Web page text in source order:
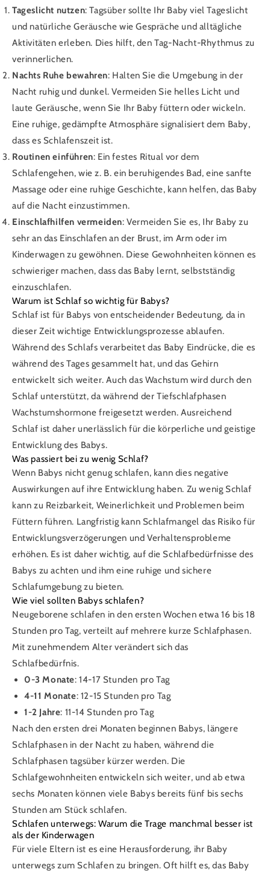
Tageslicht nutzen: Tagsüber sollte Ihr Baby viel Tageslicht
und natürliche Geräusche wie Gespräche und alltägliche
Aktivitäten erleben. Dies hilft, den Tag-Nacht-Rhythmus zu
verinnerlichen.
Nachts Ruhe bewahren: Halten Sie die Umgebung in der
Nacht ruhig und dunkel. Vermeiden Sie helles Licht und
laute Geräusche, wenn Sie Ihr Baby füttern oder wickeln.
Eine ruhige, gedämpfte Atmosphäre signalisiert dem Baby,
dass es Schlafenszeit ist.
Routinen einführen: Ein festes Ritual vor dem
Schlafengehen, wie z. B. ein beruhigendes Bad, eine sanfte
Massage oder eine ruhige Geschichte, kann helfen, das Baby
auf die Nacht einzustimmen.
Einschlafhilfen vermeiden: Vermeiden Sie es, Ihr Baby zu
sehr an das Einschlafen an der Brust, im Arm oder im
Kinderwagen zu gewöhnen. Diese Gewohnheiten können es
schwieriger machen, dass das Baby lernt, selbstständig
einzuschlafen.
Warum ist Schlaf so wichtig für Babys?
Schlaf ist für Babys von entscheidender Bedeutung, da in
dieser Zeit wichtige Entwicklungsprozesse ablaufen.
Während des Schlafs verarbeitet das Baby Eindrücke, die es
während des Tages gesammelt hat, und das Gehirn
entwickelt sich weiter. Auch das Wachstum wird durch den
Schlaf unterstützt, da während der Tiefschlafphasen
Wachstumshormone freigesetzt werden. Ausreichend
Schlaf ist daher unerlässlich für die körperliche und geistige
Entwicklung des Babys.
Was passiert bei zu wenig Schlaf?
Wenn Babys nicht genug schlafen, kann dies negative
Auswirkungen auf ihre Entwicklung haben. Zu wenig Schlaf
kann zu Reizbarkeit, Weinerlichkeit und Problemen beim
Füttern führen. Langfristig kann Schlafmangel das Risiko für
Entwicklungsverzögerungen und Verhaltensprobleme
erhöhen. Es ist daher wichtig, auf die Schlafbedürfnisse des
Babys zu achten und ihm eine ruhige und sichere
Schlafumgebung zu bieten.
Wie viel sollten Babys schlafen?
Neugeborene schlafen in den ersten Wochen etwa 16 bis 18
Stunden pro Tag, verteilt auf mehrere kurze Schlafphasen.
Mit zunehmendem Alter verändert sich das
Schlafbedürfnis.
0-3 Monate: 14-17 Stunden pro Tag
4-11 Monate: 12-15 Stunden pro Tag
1-2 Jahre: 11-14 Stunden pro Tag
Nach den ersten drei Monaten beginnen Babys, längere
Schlafphasen in der Nacht zu haben, während die
Schlafphasen tagsüber kürzer werden. Die
Schlafgewohnheiten entwickeln sich weiter, und ab etwa
sechs Monaten können viele Babys bereits fünf bis sechs
Stunden am Stück schlafen.
Schlafen unterwegs: Warum die Trage manchmal besser ist
als der Kinderwagen
Für viele Eltern ist es eine Herausforderung, ihr Baby
unterwegs zum Schlafen zu bringen. Oft hilft es, das Baby